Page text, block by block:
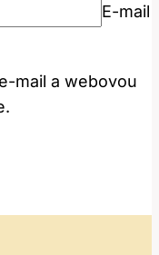
E-mail
mail a webovou